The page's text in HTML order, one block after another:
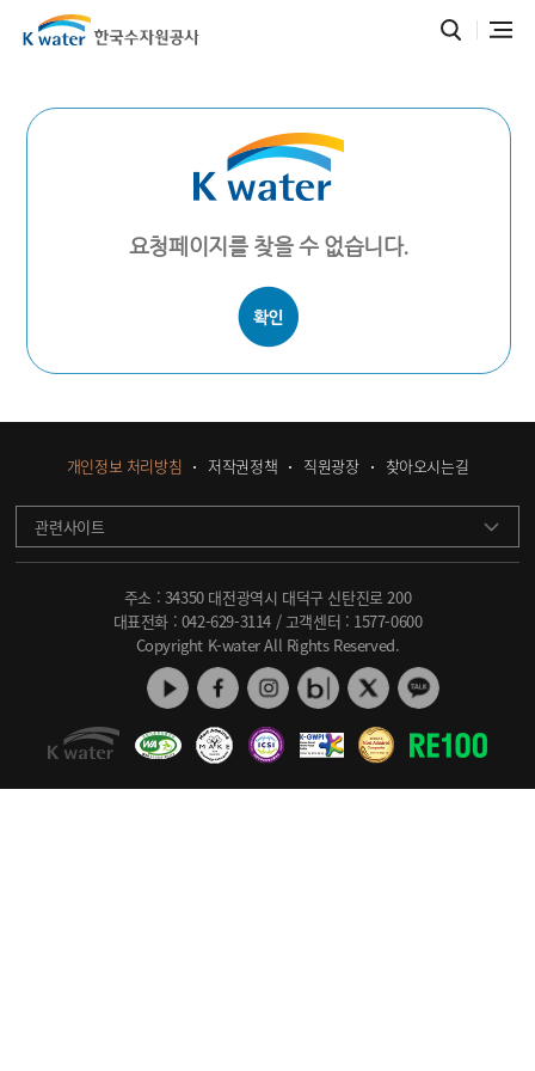
요청페이지를 찾을 수 없습니다.
개인정보 처리방침 저작권정책 직원광장 찾아오시는길
관련사이트
주소 : 34350 대전광역시 대덕구 신탄진로 200
대표전화 : 042-629-3114 / 고객센터 : 1577-0600
Copyright K-water All Rights Reserved.